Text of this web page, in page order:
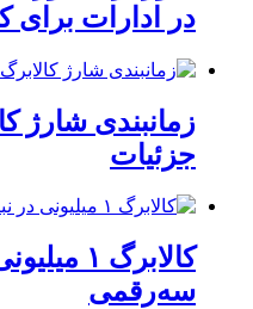
در ادارات برای
زمانبندی شارژ
جزئیات
کالابرگ
سه‌رقمی